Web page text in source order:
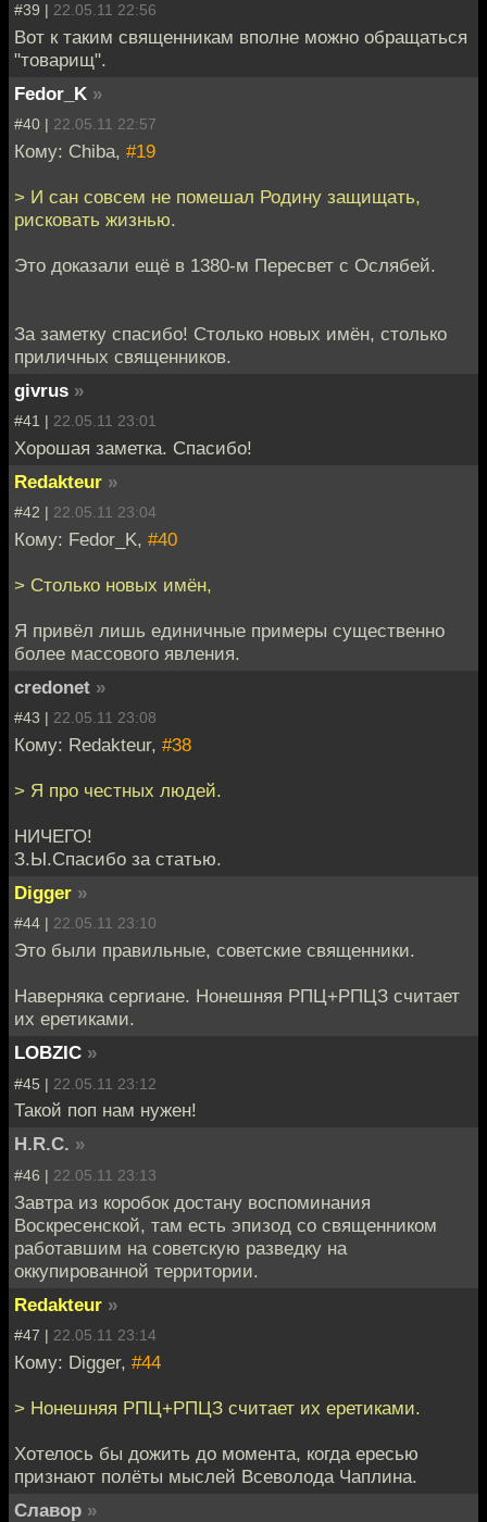
#39 | 22.05.11 22:56
Вот к таким священникам вполне можно обращаться
"товарищ".
Fedor_K »
#40 | 22.05.11 22:57
Кому: Chiba, #19
> И сан совсем не помешал Родину защищать,
рисковать жизнью.
Это доказали ещё в 1380-м Пересвет с Ослябей.
За заметку спасибо! Столько новых имён, столько
приличных священников.
givrus »
#41 | 22.05.11 23:01
Хорошая заметка. Спасибо!
Redakteur »
#42 | 22.05.11 23:04
Кому: Fedor_K, #40
> Столько новых имён,
Я привёл лишь единичные примеры существенно
более массового явления.
credonet »
#43 | 22.05.11 23:08
Кому: Redakteur, #38
> Я про честных людей.
НИЧЕГО!
З.Ы.Спасибо за статью.
Digger »
#44 | 22.05.11 23:10
Это были правильные, советские священники.
Наверняка сергиане. Нонешняя РПЦ+РПЦЗ считает
их еретиками.
LOBZIC »
#45 | 22.05.11 23:12
Такой поп нам нужен!
H.R.C. »
#46 | 22.05.11 23:13
Завтра из коробок достану воспоминания
Воскресенской, там есть эпизод со священником
работавшим на советскую разведку на
оккупированной территории.
Redakteur »
#47 | 22.05.11 23:14
Кому: Digger, #44
> Нонешняя РПЦ+РПЦЗ считает их еретиками.
Хотелось бы дожить до момента, когда ересью
признают полёты мыслей Всеволода Чаплина.
Славор »